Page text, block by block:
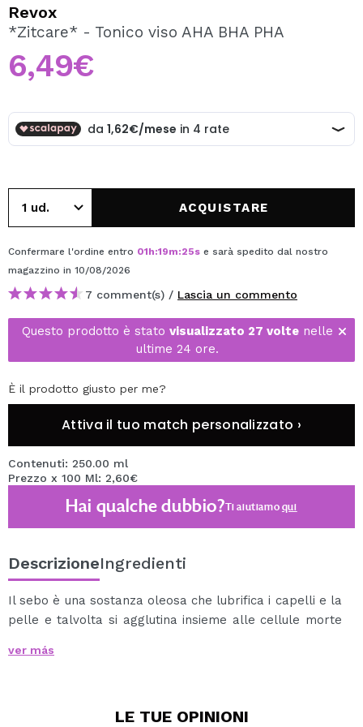
Creando un account su Maquibeauty.it potrai fare i tuoi
acquisti velocemente, controllare lo stato dei tuoi ordini e
consultare le tue operazioni precedenti.
CREARE UN ACCOUNT
Revox
*Zitcare* - Tonico viso AHA BHA PHA
6,49€
ACQUISTARE
Confermare l'ordine entro 01h:19m:25s e sarà spedito dal nostro
magazzino in 10/08/2026
7 comment(s) / Lascia un commento
Questo prodotto è stato visualizzato 27 volte nelle
ultime 24 ore.
È il prodotto giusto per me?
Attiva il tuo match personalizzato ›
Contenuti: 250.00 ml
Prezzo x 100 Ml: 2,60€
Hai qualche dubbio?Ti aiutiamoqui
DescrizioneIngredienti
Il sebo è una sostanza oleosa che lubrifica i capelli e la
pelle e talvolta si agglutina insieme alle cellule morte
pori e i follicoli piliferi.
Il trattamento di questo problema deve essere
ver más
LE TUE OPINIONI